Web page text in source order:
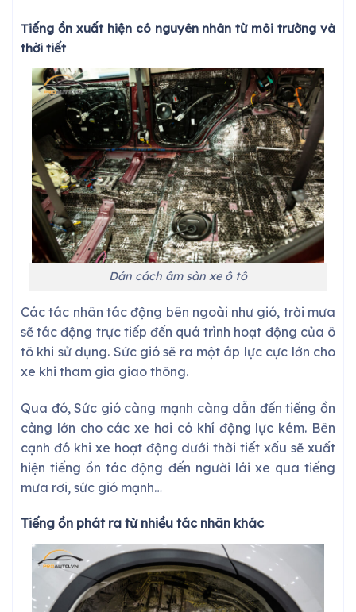
Tiếng ồn xuất hiện có nguyên nhân từ môi trường và
thời tiết
Dán cách âm sàn xe ô tô
Các tác nhân tác động bên ngoài như gió, trời mưa
sẽ tác động trực tiếp đến quá trình hoạt động của ô
tô khi sử dụng. Sức gió sẽ ra một áp lực cực lớn cho
xe khi tham gia giao thông.
Qua đó, Sức gió càng mạnh càng dẫn đến tiếng ồn
càng lớn cho các xe hơi có khí động lực kém. Bên
cạnh đó khi xe hoạt động dưới thời tiết xấu sẽ xuất
hiện tiếng ồn tác động đến người lái xe qua tiếng
mưa rơi, sức gió mạnh…
Tiếng ồn phát ra từ nhiều tác nhân khác